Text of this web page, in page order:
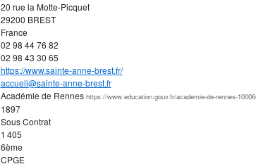
20 rue la Motte-Picquet
29200 BREST
France
02 98 44 76 82
02 98 43 30 65
https://www.sainte-anne-brest.fr/
accueil@sainte-anne-brest.fr
Académie de Rennes https://www.education.gouv.fr/academie-de-rennes-
1897
Sous Contrat
1 405
6ème
CPGE